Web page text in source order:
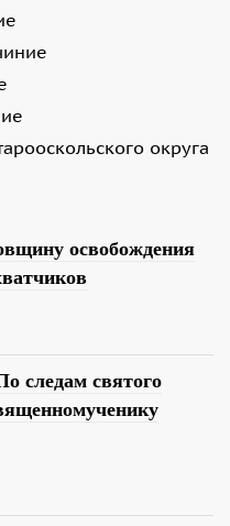
округа
освобождения
следам святого